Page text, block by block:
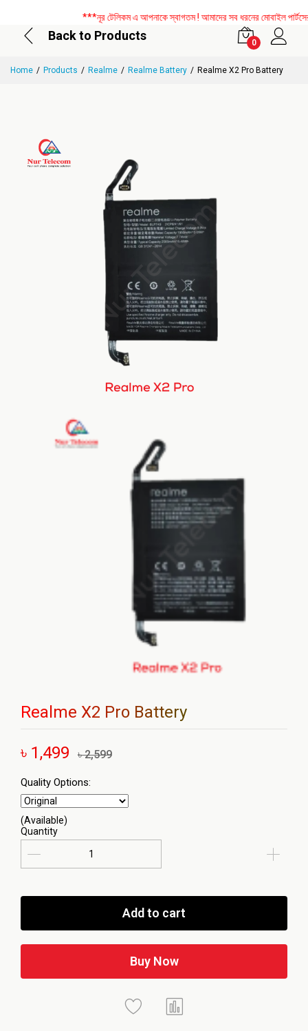
***নূর টেলিকম এ আপনাকে স্বাগতম ! আমাদের সব ধরনের মোবাইল পার্টসের
Back to Products
0
Home Products Realme Realme Battery Realme X2 Pro Battery
Realme X2 Pro Battery
৳ 1,499 ৳ 2,599
Quality Options:
(Available)
Quantity
Add to cart
Buy Now